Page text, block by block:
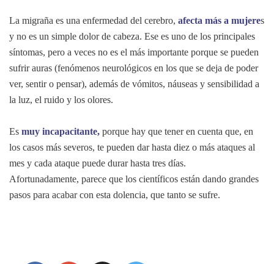
La migraña es una enfermedad del cerebro, afecta más a mujeres
y no es un simple dolor de cabeza. Ese es uno de los principales
síntomas, pero a veces no es el más importante porque se pueden
sufrir auras (fenómenos neurológicos en los que se deja de poder
ver, sentir o pensar), además de vómitos, náuseas y sensibilidad a
la luz, el ruido y los olores.
Es muy incapacitante, porque hay que tener en cuenta que, en
los casos más severos, te pueden dar hasta diez o más ataques al
mes y cada ataque puede durar hasta tres días.
Afortunadamente, parece que los científicos están dando grandes
pasos para acabar con esta dolencia, que tanto se sufre.